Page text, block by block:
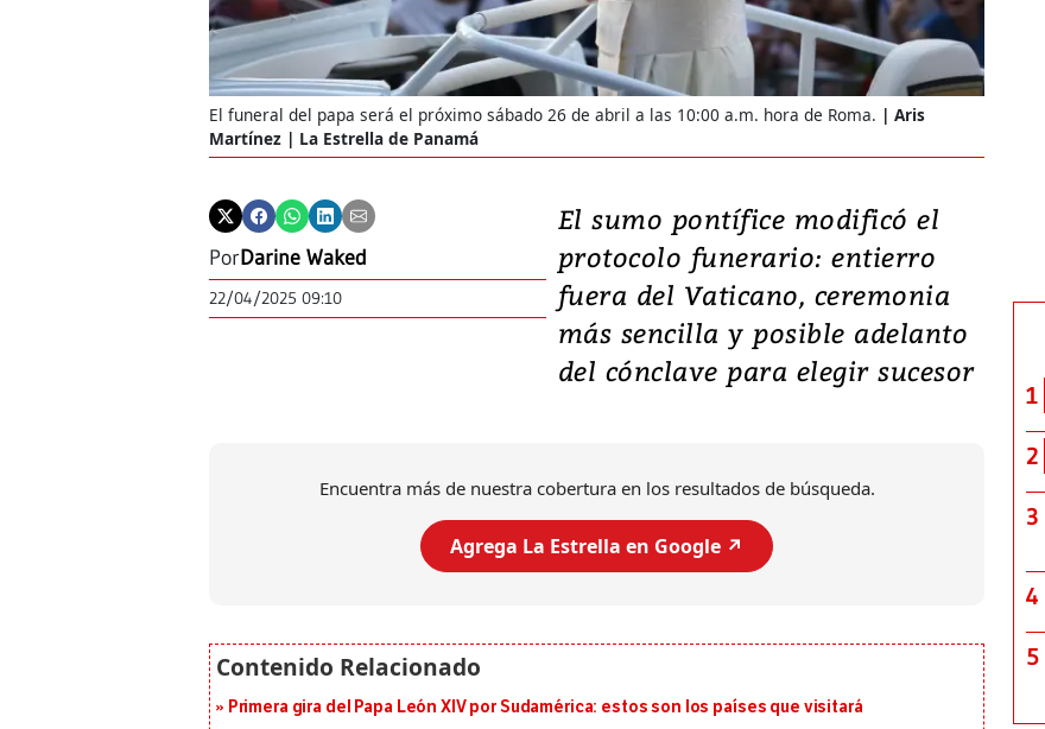
El funeral del papa será el próximo sábado 26 de abril a las 10:00 a.m. hora de Roma.
Aris
Martínez | La Estrella de Panamá
PorDarine Waked
22/04/2025 09:10
El sumo pontífice modificó el
protocolo funerario: entierro
fuera del Vaticano, ceremonia
más sencilla y posible adelanto
del cónclave para elegir sucesor
Encuentra más de nuestra cobertura en los resultados de búsqueda.
Agrega La Estrella en Google ↗️
Primera gira del Papa León XIV por Sudamérica: estos son los países que visitará
Un fuerte terremoto de magnitud
7,1 se registró este martes 28 de
julio en la prefectura de Kumamoto,
al sur de Japón, provocando una
emergencia de gran...
1
2
3
4
5